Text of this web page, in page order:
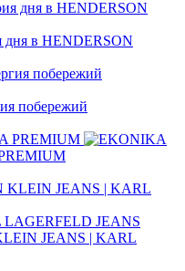
дня в HENDERSON
побережий
JEANS | KARL